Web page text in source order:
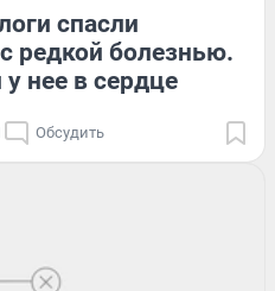
спасли
редкой болезнью.
нее в сердце
Обсудить